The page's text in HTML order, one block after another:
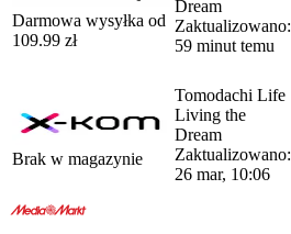
Darmowa wysyłka od
109.99 zł
Dream
Zaktualizowano:
59 minut temu
Brak w magazynie
Tomodachi Life
Living the
Dream
Zaktualizowano:
26 mar, 10:06